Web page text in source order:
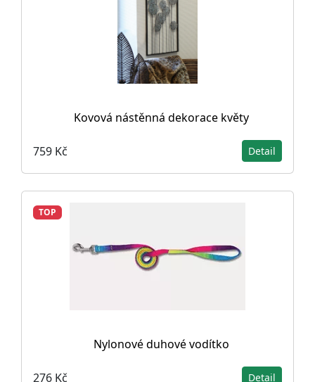
Kovová nástěnná dekorace květy
759 Kč Detail
TOP
Nylonové duhové vodítko
276 Kč Detail